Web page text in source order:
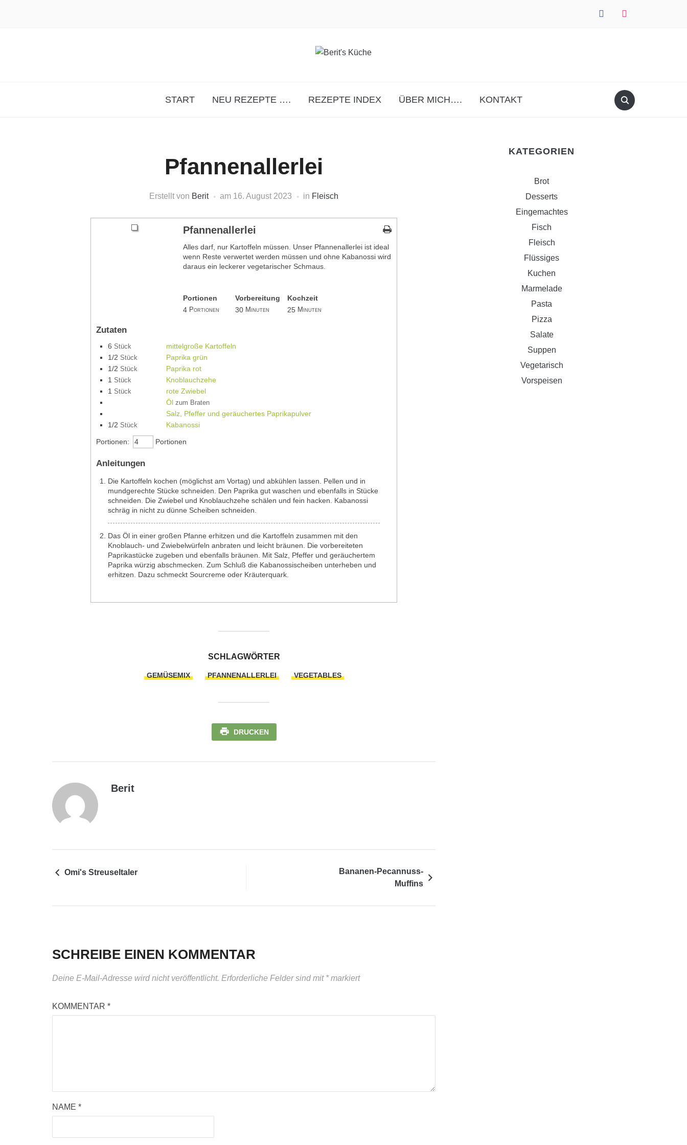
facebook instagram
START NEU REZEPTE …. REZEPTE INDEX ÜBER MICH…. KONTAKT
Pfannenallerlei
Erstellt von Berit am 16. August 2023 in Fleisch
Pfannenallerlei
Alles darf, nur Kartoffeln müssen. Unser Pfannenallerlei ist ideal
wenn Reste verwertet werden müssen und ohne Kabanossi wird
daraus ein leckerer vegetarischer Schmaus.
Portionen
Vorbereitung
4 Portionen 30 Minuten
Kochzeit
25 Minuten
Zutaten
6 Stück
mittelgroße Kartoffeln
1/2 Stück
Paprika grün
1/2 Stück
Paprika rot
1 Stück
Knoblauchzehe
1 Stück
rote Zwiebel
Öl zum Braten
Salz, Pfeffer und geräuchertes Paprikapulver
1/2 Stück Kabanossi
Portionen: Portionen
Anleitungen
Die Kartoffeln kochen (möglichst am Vortag) und abkühlen lassen. Pellen und in
mundgerechte Stücke schneiden. Den Paprika gut waschen und ebenfalls in Stücke
schneiden. Die Zwiebel und Knoblauchzehe schälen und fein hacken. Kabanossi
schräg in nicht zu dünne Scheiben schneiden.
Das Öl in einer großen Pfanne erhitzen und die Kartoffeln zusammen mit den
Knoblauch- und Zwiebelwürfeln anbraten und leicht bräunen. Die vorbereiteten
Paprikastücke zugeben und ebenfalls bräunen. Mit Salz, Pfeffer und geräuchertem
Paprika würzig abschmecken. Zum Schluß die Kabanossischeiben unterheben und
erhitzen. Dazu schmeckt Sourcreme oder Kräuterquark.
SCHLAGWÖRTER
GEMÜSEMIX PFANNENALLERLEI VEGETABLES
DRUCKEN
Berit
Omi's Streuseltaler
Bananen-Pecannuss-
Muffins
SCHREIBE EINEN KOMMENTAR
Deine E-Mail-Adresse wird nicht veröffentlicht. Erforderliche Felder sind mit *markiert
KOMMENTAR *
NAME *
KATEGORIEN
Brot
Desserts
Eingemachtes
Fisch
Fleisch
Flüssiges
Kuchen
Marmelade
Pasta
Pizza
Salate
Suppen
Vegetarisch
Vorspeisen